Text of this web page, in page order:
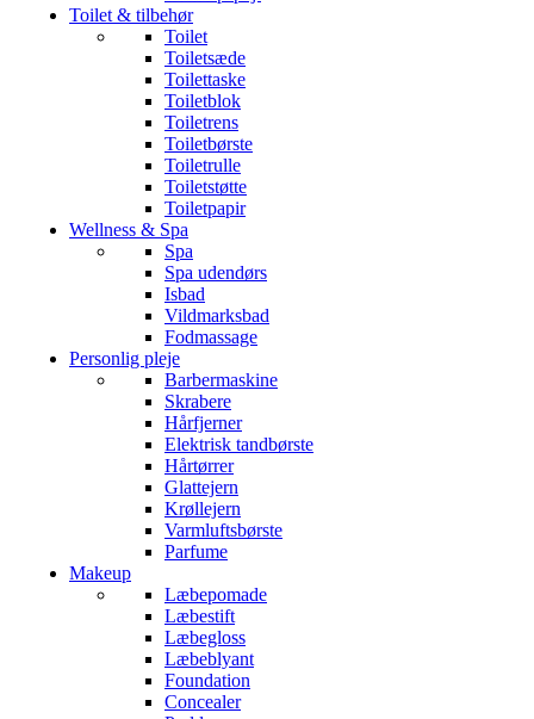
Toilet & tilbehør
Toilet
Toiletsæde
Toilettaske
Toiletblok
Toiletrens
Toiletbørste
Toiletrulle
Toiletstøtte
Toiletpapir
Wellness & Spa
Spa
Spa udendørs
Isbad
Vildmarksbad
Fodmassage
Personlig pleje
Barbermaskine
Skrabere
Hårfjerner
Elektrisk tandbørste
Hårtørrer
Glattejern
Krøllejern
Varmluftsbørste
Parfume
Makeup
Læbepomade
Læbestift
Læbegloss
Læbeblyant
Foundation
Concealer